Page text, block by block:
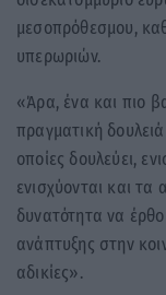
μεσοπρόθεσμου,
υπερωριών.
«Άρα, ένα και πιο
πραγματική
οποίες δουλεύει,
ενισχύονται και τα
δυνατότητα να
ανάπτυξης στην
αδικίες».